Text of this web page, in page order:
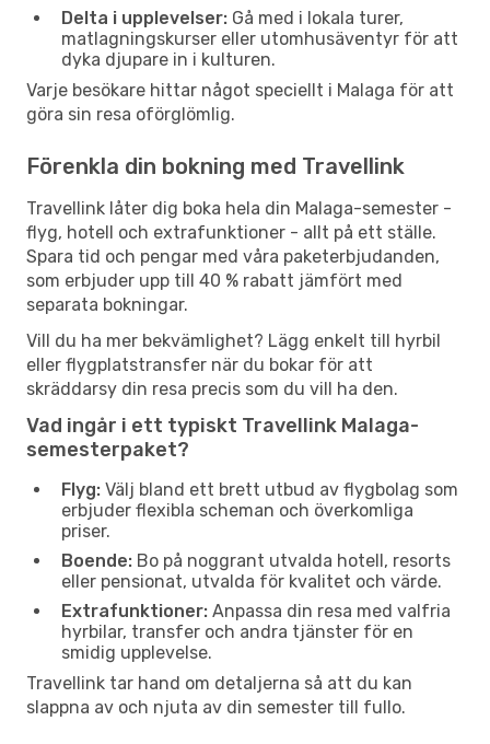
Delta i upplevelser: Gå med i lokala turer,
matlagningskurser eller utomhusäventyr för att
dyka djupare in i kulturen.
Varje besökare hittar något speciellt i Malaga för att
göra sin resa oförglömlig.
Förenkla din bokning med Travellink
Travellink låter dig boka hela din Malaga-semester -
flyg, hotell och extrafunktioner - allt på ett ställe.
Spara tid och pengar med våra paketerbjudanden,
som erbjuder upp till 40 % rabatt jämfört med
separata bokningar.
Vill du ha mer bekvämlighet? Lägg enkelt till hyrbil
eller flygplatstransfer när du bokar för att
skräddarsy din resa precis som du vill ha den.
Vad ingår i ett typiskt Travellink Malaga-
semesterpaket?
Flyg: Välj bland ett brett utbud av flygbolag som
erbjuder flexibla scheman och överkomliga
priser.
Boende: Bo på noggrant utvalda hotell, resorts
eller pensionat, utvalda för kvalitet och värde.
Extrafunktioner: Anpassa din resa med valfria
hyrbilar, transfer och andra tjänster för en
smidig upplevelse.
Travellink tar hand om detaljerna så att du kan
slappna av och njuta av din semester till fullo.